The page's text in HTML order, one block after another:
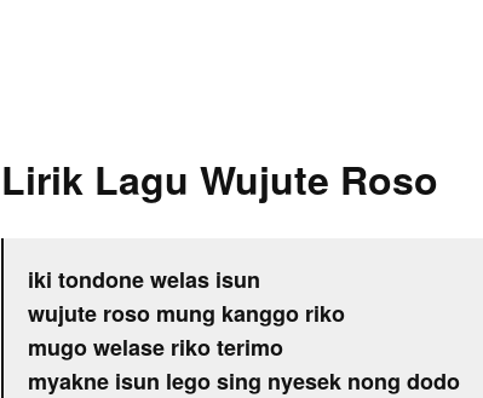
Lirik Lagu Wujute Roso
iki tondone welas isun
wujute roso mung kanggo riko
mugo welase riko terimo
myakne isun lego sing nyesek nong dodo